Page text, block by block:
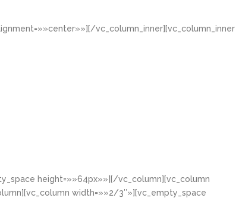
vc_column_inner][vc_column_inner
height=»»64px»»][/vc_column][vc_column
width=»»2/3″»][vc_empty_space